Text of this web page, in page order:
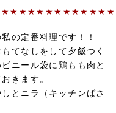
の定番料理です！！
てなしをして夕飯つく
ニール袋に鶏もも肉と
きます。
とニラ（キッチンばさ